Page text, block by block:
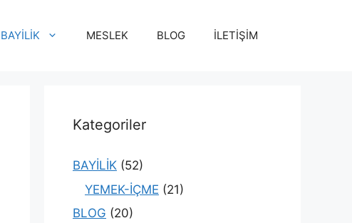
BAYİLİK MESLEK BLOG İLETİŞİM
Kategoriler
BAYİLİK (52)
YEMEK-İÇME (21)
BLOG (20)